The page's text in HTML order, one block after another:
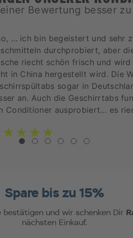
Bewertung besser
… ich bin begeistert und sehr
durchprobiert, aber
riecht schön frisch und
in China hergestellt wird. Die
sogar in
an. Auch die Geschirrtabs
Conditioner ausprobiert… es
Spare bis zu 15%
bestätigen und wir schenken Dir
nächsten Einkauf.